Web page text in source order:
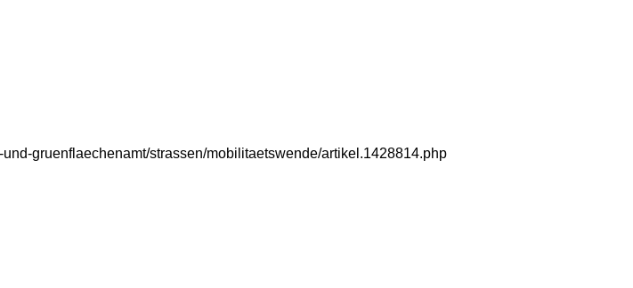
gruenflaechenamt/strassen/mobilitaetswende/artikel.1428814.php